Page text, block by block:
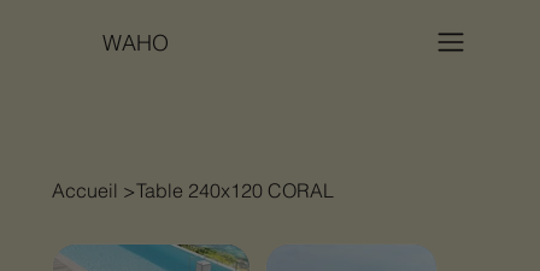
WAHO
Accueil >Table 240x120 CORAL